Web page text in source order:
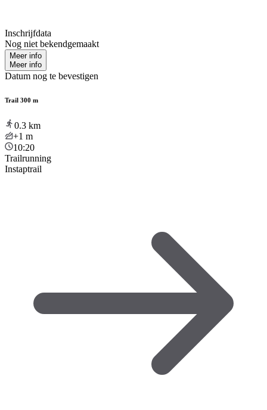
Inschrijfdata
Nog niet bekendgemaakt
Meer info
Meer info
Datum nog te bevestigen
Trail 300 m
0.3 km
+1 m
10:20
Trailrunning
Instaptrail